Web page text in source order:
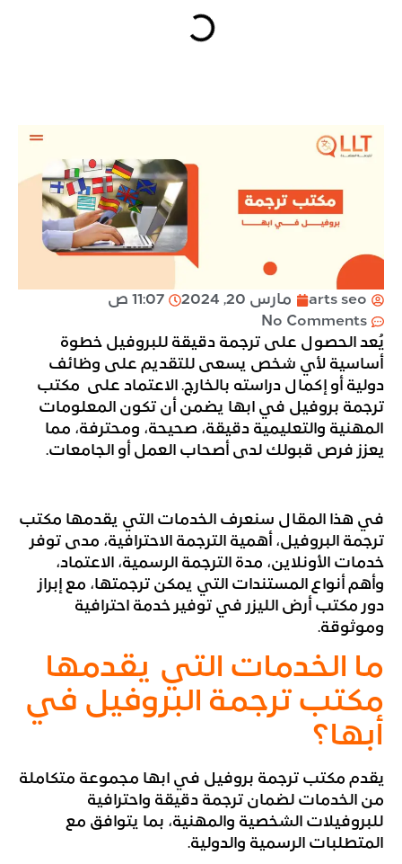
arts seo مارس 20, 2024
11:07 ص
No Comments
يُعد الحصول على ترجمة دقيقة للبروفيل خطوة
أساسية لأي شخص يسعى للتقديم على وظائف
دولية أو إكمال دراسته بالخارج. الاعتماد على مكتب
ترجمة بروفيل في ابها يضمن أن تكون المعلومات
المهنية والتعليمية دقيقة، صحيحة، ومحترفة، مما
يعزز فرص قبولك لدى أصحاب العمل أو الجامعات.
في هذا المقال سنعرف الخدمات التي يقدمها مكتب
ترجمة البروفيل، أهمية الترجمة الاحترافية، مدى توفر
خدمات الأونلاين، مدة الترجمة الرسمية، الاعتماد،
وأهم أنواع المستندات التي يمكن ترجمتها، مع إبراز
دور مكتب أرض الليزر في توفير خدمة احترافية
وموثوقة.
ما الخدمات التي يقدمها
مكتب ترجمة البروفيل في
أبها؟
يقدم مكتب ترجمة بروفيل في ابها مجموعة متكاملة
من الخدمات لضمان ترجمة دقيقة واحترافية
للبروفيلات الشخصية والمهنية، بما يتوافق مع
المتطلبات الرسمية والدولية.